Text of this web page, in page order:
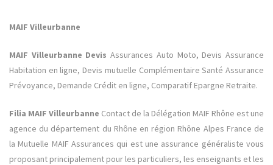
MAIF Villeurbanne
MAIF Villeurbanne DevisAssurances Auto Moto, Devis Assurance
Habitation en ligne, Devis mutuelle Complémentaire Santé Assurance
Prévoyance, Demande Crédit en ligne, Comparatif Epargne Retraite.
Filia MAIF Villeurbanne Contact de la Délégation MAIF Rhône est une
agence du département du Rhône en région Rhône Alpes France de
la Mutuelle MAIF Assurances qui est une assurance généraliste vous
proposant principalement pour les particuliers, les enseignants et les